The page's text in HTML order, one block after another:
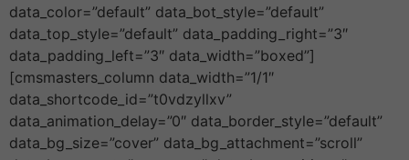
data_color=”default” data_bot_style=”default”
data_top_style=”default” data_padding_right=”3″
data_padding_left=”3″ data_width=”boxed”]
[cmsmasters_column data_width=”1/1″
data_shortcode_id=”t0vdzyllxv”
data_animation_delay=”0″ data_border_style=”default”
data_bg_size=”cover” data_bg_attachment=”scroll”